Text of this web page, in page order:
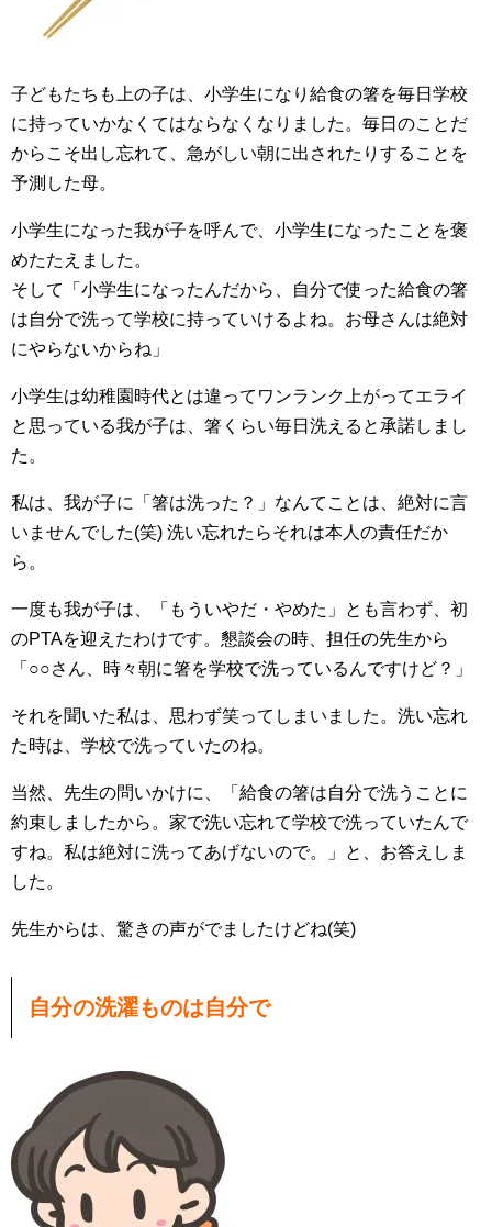
子どもたちも上の子は、小学生になり給食の箸を毎日学校
に持っていかなくてはならなくなりました。毎日のことだ
からこそ出し忘れて、急がしい朝に出されたりすることを
予測した母。
小学生になった我が子を呼んで、小学生になったことを褒
めたたえました。
そして「小学生になったんだから、自分で使った給食の箸
は自分で洗って学校に持っていけるよね。お母さんは絶対
にやらないからね」
小学生は幼稚園時代とは違ってワンランク上がってエライ
と思っている我が子は、箸くらい毎日洗えると承諾しまし
た。
私は、我が子に「箸は洗った？」なんてことは、絶対に言
いませんでした(笑) 洗い忘れたらそれは本人の責任だか
ら。
一度も我が子は、「もういやだ・やめた」とも言わず、初
のPTAを迎えたわけです。懇談会の時、担任の先生から
「○○さん、時々朝に箸を学校で洗っているんですけど？」
それを聞いた私は、思わず笑ってしまいました。洗い忘れ
た時は、学校で洗っていたのね。
当然、先生の問いかけに、「給食の箸は自分で洗うことに
約束しましたから。家で洗い忘れて学校で洗っていたんで
すね。私は絶対に洗ってあげないので。」と、お答えしま
した。
先生からは、驚きの声がでましたけどね(笑)
自分の洗濯ものは自分で